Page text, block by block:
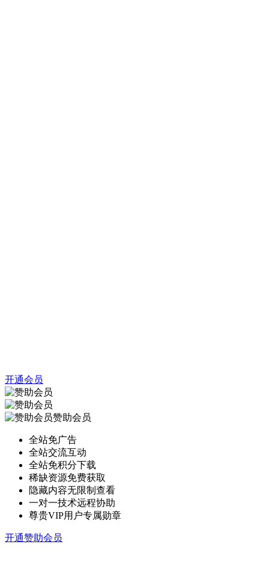
开通会员
赞助会员
全站免广告
全站交流互动
全站免积分下载
稀缺资源免费获取
隐藏内容无限制查看
一对一技术远程协助
尊贵VIP用户专属勋章
开通赞助会员